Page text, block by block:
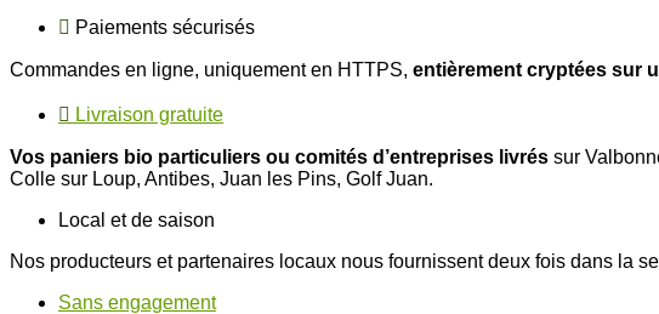
Paiements sécurisés
Commandes en ligne, uniquement en HTTPS, entièrement cryptées sur
Livraison gratuite
Vos paniers bio particuliers ou comités d’entreprises livrés sur
Colle sur Loup, Antibes, Juan les Pins, Golf Juan.
Local et de saison
Nos producteurs et partenaires locaux nous fournissent deux fois dans la
Sans engagement